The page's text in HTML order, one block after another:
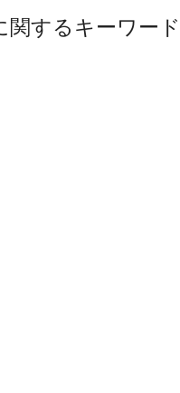
関するキーワード